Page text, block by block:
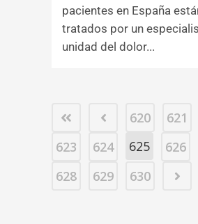
pacientes en España
tratados por un
unidad del dolor...
620 621
623
624 625 626
628
629 630